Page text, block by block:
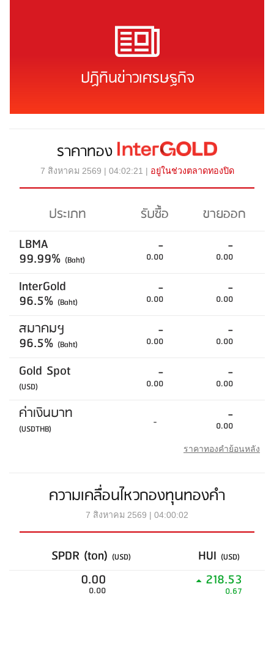
ปฏิทินข่าวเศรษฐกิจ
ราคาทอง
7 สิงหาคม 2569 | 04:02:21 | อยู่ในช่วงตลาดทองปิด
ประเภท รับซื้อ
ขายออก
LBMA
99.99% (Baht)
-
0.00
-
0.00
InterGold
96.5% (Baht)
-
0.00
-
0.00
สมาคมฯ
96.5% (Baht)
-
0.00
-
0.00
Gold Spot
(USD)
-
0.00
-
0.00
ค่าเงินบาท
(USDTHB) - -
0.00
ราคาทองคำย้อนหลัง
ความเคลื่อนไหวกองทุนทองคำ
7 สิงหาคม 2569 | 04:00:02
SPDR (ton) (USD) HUI (USD)
0.00
0.00
218.53
0.67